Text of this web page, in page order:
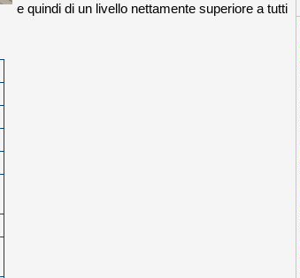
e quindi di un livello nettamente superiore a tutti